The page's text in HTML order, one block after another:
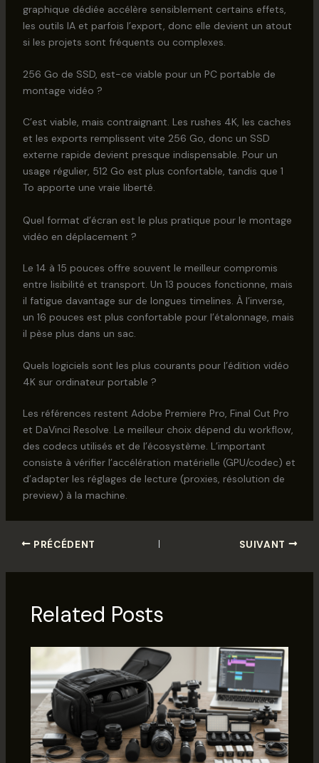
graphique dédiée accélère sensiblement certains effets,
les outils IA et parfois l’export, donc elle devient un atout
si les projets sont fréquents ou complexes.
256 Go de SSD, est-ce viable pour un PC portable de
montage vidéo ?
C’est viable, mais contraignant. Les rushes 4K, les caches
et les exports remplissent vite 256 Go, donc un SSD
externe rapide devient presque indispensable. Pour un
usage régulier, 512 Go est plus confortable, tandis que 1
To apporte une vraie liberté.
Quel format d’écran est le plus pratique pour le montage
vidéo en déplacement ?
Le 14 à 15 pouces offre souvent le meilleur compromis
entre lisibilité et transport. Un 13 pouces fonctionne, mais
il fatigue davantage sur de longues timelines. À l’inverse,
un 16 pouces est plus confortable pour l’étalonnage, mais
il pèse plus dans un sac.
Quels logiciels sont les plus courants pour l’édition vidéo
4K sur ordinateur portable ?
Les références restent Adobe Premiere Pro, Final Cut Pro
et DaVinci Resolve. Le meilleur choix dépend du workflow,
des codecs utilisés et de l’écosystème. L’important
consiste à vérifier l’accélération matérielle (GPU/codec) et
d’adapter les réglages de lecture (proxies, résolution de
preview) à la machine.
PRÉCÉDENT SUIVANT
Related Posts